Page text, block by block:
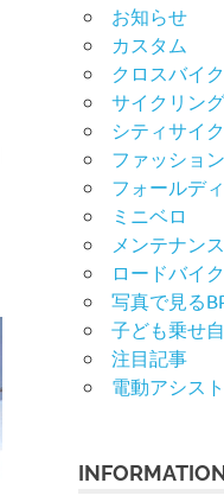
お知らせ
カスタム
クロスバイク
サイクリング
シティサイ
ファッション
フォールデ
ミニベロ
メンテナンス
ロードバイク
写真で見る
子ども乗せ
注目記事
電動アシス